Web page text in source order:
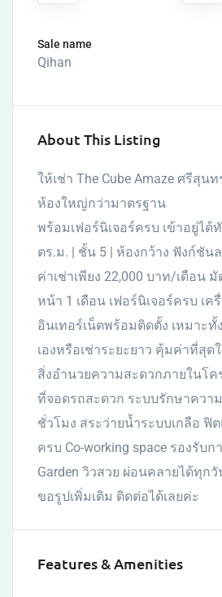
Sale name
Qihan
About This Listing
ให้เช่า The Cube Amaze ศรีสุน
ห้องใหญ่กว่ามาตรฐาน
พร้อมเฟอร์นิเจอร์ครบ เข้าอยู่ได้
ตร.ม. | ชั้น 5 | ห้องกว้าง ฟังก์ชัน
ค่าเช่าเพียง 22,000 บาท/เดือน มั
หน้า 1 เดือน เฟอร์นิเจอร์ครบ เ
อินเทอร์เน็ตพร้อมติดตั้ง เหมาะ
เองหรือเช่าระยะยาว คุ้มค่าที่สุด
สิ่งอำนวยความสะดวกภายในโค
ที่จอดรถสะดวก ระบบรักษาควา
ชั่วโมง สระว่ายน้ำระบบเกลือ
ครบ Co-working space รองรับ
Garden วิวสวย ผ่อนคลายได้ทุก
ขอรูปเพิ่มเติม ติดต่อได้เลยค่ะ
Features & Amenities